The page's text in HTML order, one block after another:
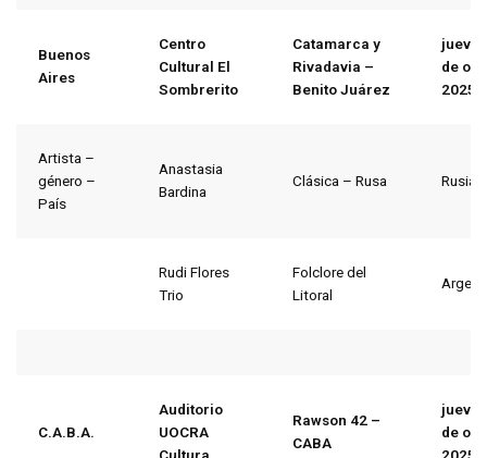
Buenos
Aires
Centro
Cultural El
Sombrerito
Catamarca y
Rivadavia –
Benito Juárez
de
2025
Artista –
género –
País
Anastasia
Bardina
Clásica – Rusa Rusia
Rudi Flores
Trio
Folclore del
Litoral
C.A.B.A.
Auditorio
UOCRA
Rawson 42 –
CABA
de